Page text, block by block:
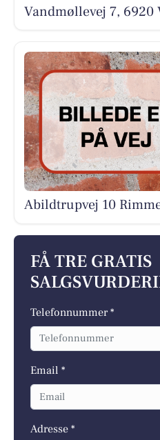
Vandmøllevej 7, 6920
Abildtrupvej 10
FÅ TRE GRATIS
Telefonnummer *
Email *
Adresse *